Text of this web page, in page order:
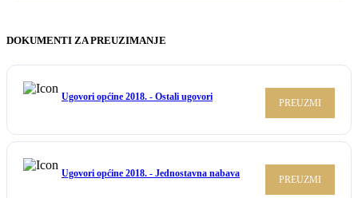
DOKUMENTI ZA PREUZIMANJE
Ugovori općine 2018. - Ostali ugovori
PREUZMI
Ugovori općine 2018. - Jednostavna nabava
PREUZMI